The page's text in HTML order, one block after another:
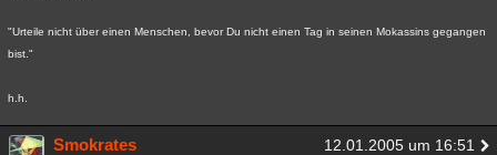
"Urteile nicht über einen Menschen, bevor Du nicht einen Tag in seinen Mokassins gegangen
bist."
h.h.
Smokrates 12.01.2005 um 16:51